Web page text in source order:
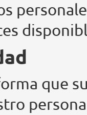
que